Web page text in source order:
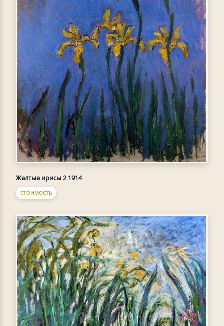
Желтые ирисы 2 1914
СТОИМОСТЬ